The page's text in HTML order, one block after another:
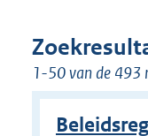
1-50 van de 493